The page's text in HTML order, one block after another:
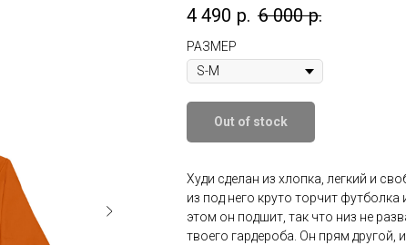
4 490 р. 6 000 р.
РАЗМЕР
Out of stock
Худи сделан из хлопка, легкий и
из под него круто торчит футболка
этом он подшит, так что низ не
твоего гардероба. Он прям другой,